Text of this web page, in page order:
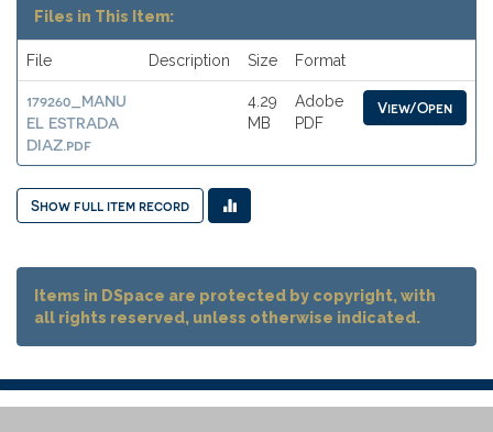
Files in This Item:
File Description Size Format
179260_MANU
EL ESTRADA
DIAZ.pdf
4.29
MB
Adobe
PDF
View/Open
Show full item record
Items in DSpace are protected by copyright, with
all rights reserved, unless otherwise indicated.